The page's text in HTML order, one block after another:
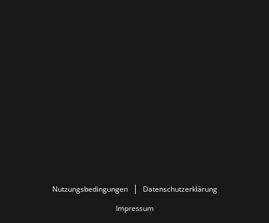
Nutzungsbedingungen
Datenschutzerklärung
Impressum